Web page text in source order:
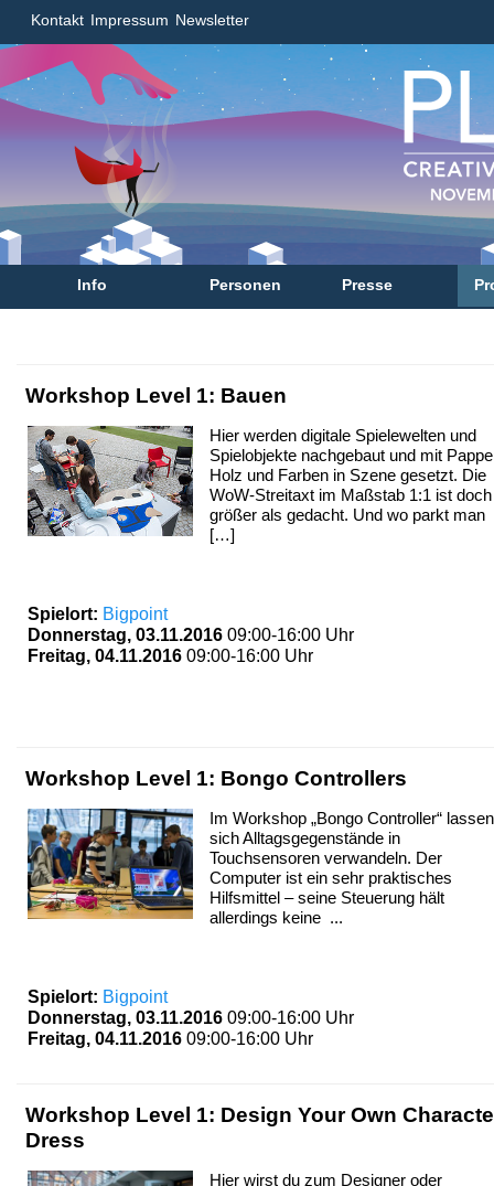
Kontakt Impressum Newsletter
Info Personen Presse
Workshop Level 1: Bauen
Hier werden digitale Spielewelten und
Spielobjekte nachgebaut und mit
Holz und Farben in Szene gesetzt. Die
WoW-Streitaxt im Maßstab 1:1 ist doch
größer als gedacht. Und wo parkt man
[…]
Spielort: Bigpoint
Donnerstag, 03.11.2016 09:00-16:00 Uhr
Freitag, 04.11.2016 09:00-16:00 Uhr
Workshop Level 1: Bongo Controllers
Im Workshop „Bongo Controller“ lassen
sich Alltagsgegenstände in
Touchsensoren verwandeln. Der
Computer ist ein sehr praktisches
Hilfsmittel – seine Steuerung hält
allerdings keine ...
Spielort: Bigpoint
Donnerstag, 03.11.2016 09:00-16:00 Uhr
Freitag, 04.11.2016 09:00-16:00 Uhr
Workshop Level 1: Design Your Own
Dress
Hier wirst du zum Designer oder